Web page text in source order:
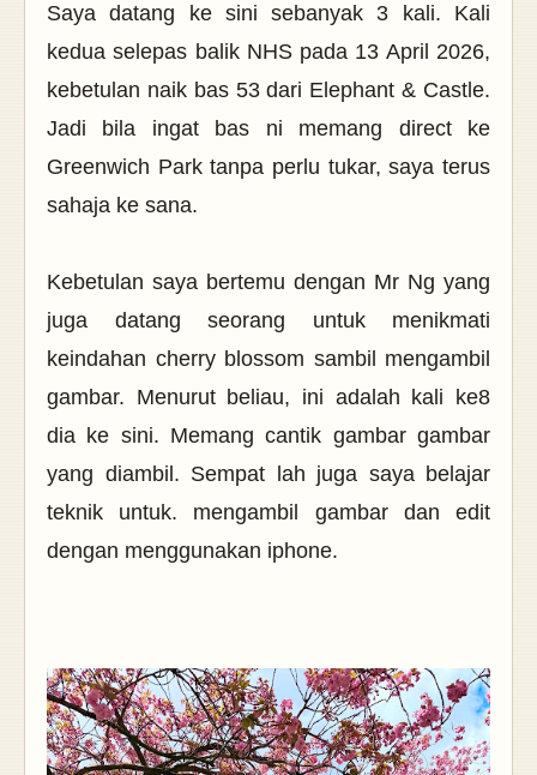
Saya datang ke sini sebanyak 3 kali. Kali
kedua selepas balik NHS pada 13 April 2026,
kebetulan naik bas 53 dari Elephant & Castle.
Jadi bila ingat bas ni memang direct ke
Greenwich Park tanpa perlu tukar, saya terus
sahaja ke sana.
Kebetulan saya bertemu dengan Mr Ng yang
juga datang seorang untuk menikmati
keindahan cherry blossom sambil mengambil
gambar. Menurut beliau, ini adalah kali ke8
dia ke sini. Memang cantik gambar gambar
yang diambil. Sempat lah juga saya belajar
teknik untuk. mengambil gambar dan edit
dengan menggunakan iphone.